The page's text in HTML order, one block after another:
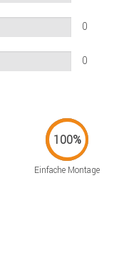
0
0
Einfache Montage